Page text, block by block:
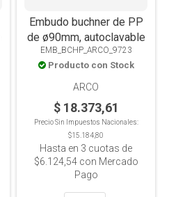
Embudo buchner de PP
de ø90mm, autoclavable
EMB_BCHP_ARCO_9723
Producto con Stock
ARCO
$ 18.373,61
Precio Sin Impuestos Nacionales:
$15.184,80
Hasta en 3 cuotas de
$6.124,54con Mercado
Pago